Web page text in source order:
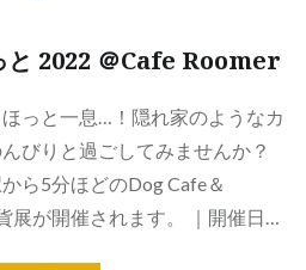
と 2022 ＠Cafe Roomer
っと一息…！隠れ家のようなカ
びりと過ごしてみませんか？
ら5分ほどのDog Cafe＆
展が開催されます。 ｜開催日…